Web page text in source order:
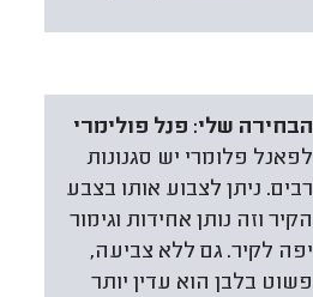
הבחירה שלי: פנל פולימרי
לפאנל פלומרי יש סגנונות
רבים. ניתן לצבוע אותו בצבע
הקיר וזה נותן אחידות וגימור
יפה לקיר. גם ללא צביעה,
פשוט בלבן הוא עדין יותר